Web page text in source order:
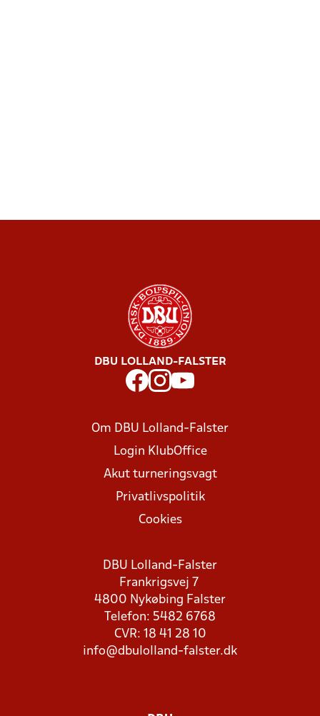
DBU LOLLAND-FALSTER
Om DBU Lolland-Falster
Login KlubOffice
Akut turneringsvagt
Privatlivspolitik
Cookies
DBU Lolland-Falster
Frankrigsvej 7
4800 Nykøbing Falster
Telefon: 5482 6768
CVR: 18 41 28 10
info@dbulolland-falster.dk